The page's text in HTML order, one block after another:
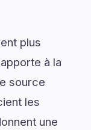
plus
à la
source
les
une